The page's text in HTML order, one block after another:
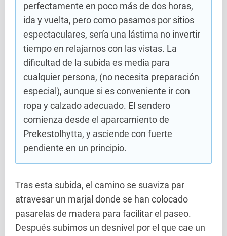
perfectamente en poco más de dos horas,
ida y vuelta, pero como pasamos por sitios
espectaculares, sería una lástima no invertir
tiempo en relajarnos con las vistas. La
dificultad de la subida es media para
cualquier persona, (no necesita preparación
especial), aunque si es conveniente ir con
ropa y calzado adecuado. El sendero
comienza desde el aparcamiento de
Prekestolhytta, y asciende con fuerte
pendiente en un principio.
Tras esta subida, el camino se suaviza par
atravesar un marjal donde se han colocado
pasarelas de madera para facilitar el paseo.
Después subimos un desnivel por el que cae un